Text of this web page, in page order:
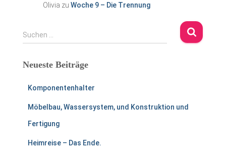
Olivia zu Woche 9 – Die Trennung
S
u
h
Suchen …
Neueste Beiträge
Komponentenhalter
Möbelbau, Wassersystem, und Konstruktion und
Fertigung
Heimreise – Das Ende.